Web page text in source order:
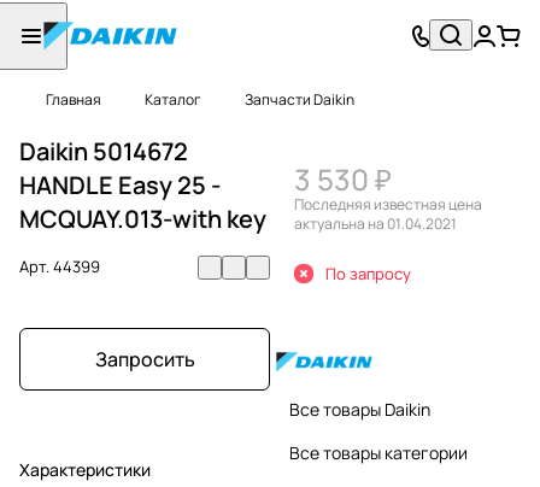
Главная Каталог Запчасти Daikin
Daikin 5014672
HANDLE Easy 25 -
MCQUAY.013-with key
Арт.44399
Запросить
Характеристики
3 530 ₽
Последняя известная цена
актуальна на 01.04.2021
По запросу
Все товары Daikin
Все товары категории